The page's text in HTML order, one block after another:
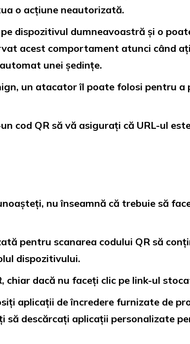
o acțiune neautorizată.
dispozitivul dumneavoastră și o
acest comportament atunci când
unei ședințe.
un atacator îl poate folosi pentru a
cod QR să vă asigurați că URL-ul
nu înseamnă că trebuie să
pentru scanarea codului QR să
dispozitivului.
chiar dacă nu faceți clic pe link-ul
aplicații de încredere furnizate de
descărcați aplicații personalizate